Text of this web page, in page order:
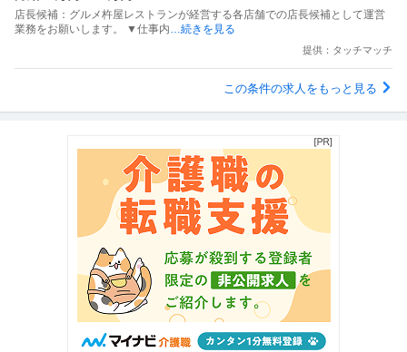
店長候補：グルメ杵屋レストランが経営する各店舗での店長候補として運営
業務をお願いします。 ▼仕事内…続きを見る
提供：タッチマッチ
この条件の求人をもっと見る